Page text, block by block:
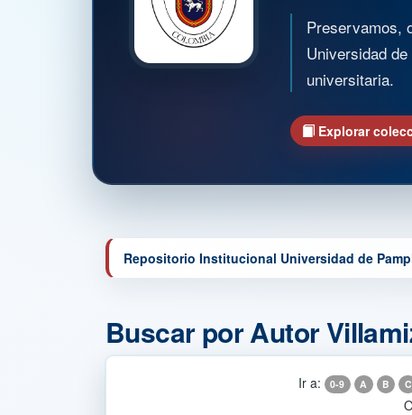
Preservamos,
Universidad
universitaria.
Explorar
Repositorio Institucional Universidad de
Buscar por Autor
Ir a: 0-9 A B C